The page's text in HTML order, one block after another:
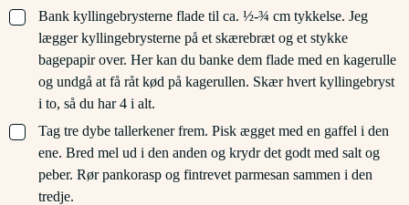
▢
Bank kyllingebrysterne flade til ca. ½-¾ cm tykkelse. Jeg
lægger kyllingebrysterne på et skærebræt og et stykke
bagepapir over. Her kan du banke dem flade med en kagerulle
og undgå at få råt kød på kagerullen. Skær hvert kyllingebryst
i to, så du har 4 i alt.
▢
Tag tre dybe tallerkener frem. Pisk ægget med en gaffel i den
ene. Bred mel ud i den anden og krydr det godt med salt og
peber. Rør pankorasp og fintrevet parmesan sammen i den
tredje.